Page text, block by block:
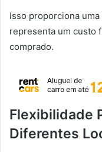
Isso proporciona
representa um custo
comprado.
Flexibilidade
Diferentes